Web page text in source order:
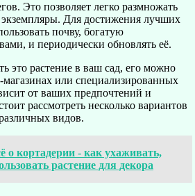
Это позволяет легко размножать
Для достижения лучших
почву, богатую
и периодически обновлять её.
это растение в ваш сад, его можно
магазинах или специализированных
от ваших предпочтений и
рассмотреть несколько вариантов
видов.
о кортадерии - как ухаживать,
растение для декора